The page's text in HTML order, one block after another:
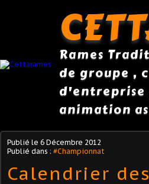
Rames
de groupe ,
d'entreprise
animation
Publié le 6 Décembre 2012
Publié dans : #Championnat
Calendrier